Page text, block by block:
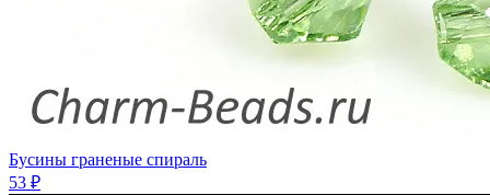
Бусины граненые спираль
53 ₽